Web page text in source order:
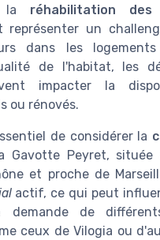
la réhabilitation des
représenter un
dans les
de l'habitat, les
impacter la
ou rénovés.
de considérer la
Gavotte Peyret, située
et proche de
actif, ce qui peut
de
ceux de Vilogia ou